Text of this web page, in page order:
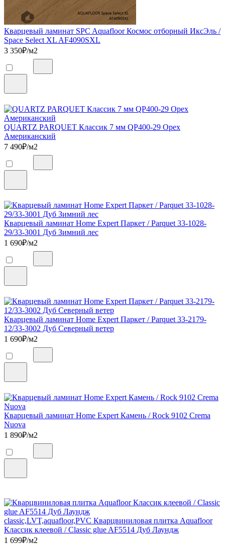
Кварцевый ламинат SPC Aquafloor Космос отборный ИксЭль /
Space Select XL AF4090SXL
3 350₽/м2
QUARTZ PARQUET Классик 7 мм QP400-29 Орех
Американский
7 490₽/м2
Кварцевый ламинат Home Expert Паркет / Parquet 33-1028-
29/33-3001 Дуб Зимний лес
1 690₽/м2
Кварцевый ламинат Home Expert Паркет / Parquet 33-2179-
12/33-3002 Дуб Северный ветер
1 690₽/м2
Кварцевый ламинат Home Expert Камень / Rock 9102 Crema
Nuova
1 890₽/м2
classic,LVT,aquafloor,PVC Кварцвиниловая плитка Aquafloor
Классик клеевой / Classic glue AF5514 Дуб Лаундж
1 699₽/м2